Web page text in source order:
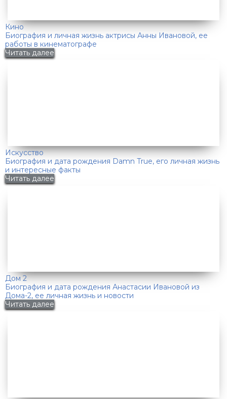
Кино
Биография и личная жизнь актрисы Анны Ивановой, ее
работы в кинематографе
Читать далее
Искусство
Биография и дата рождения Damn True, его личная жизнь
и интересные факты
Читать далее
Дом 2
Биография и дата рождения Анастасии Ивановой из
Дома-2, ее личная жизнь и новости
Читать далее